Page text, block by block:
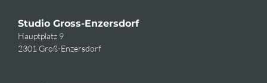
Studio Gross-Enzersdorf
Hauptplatz 9
2301 Groß-Enzersdorf